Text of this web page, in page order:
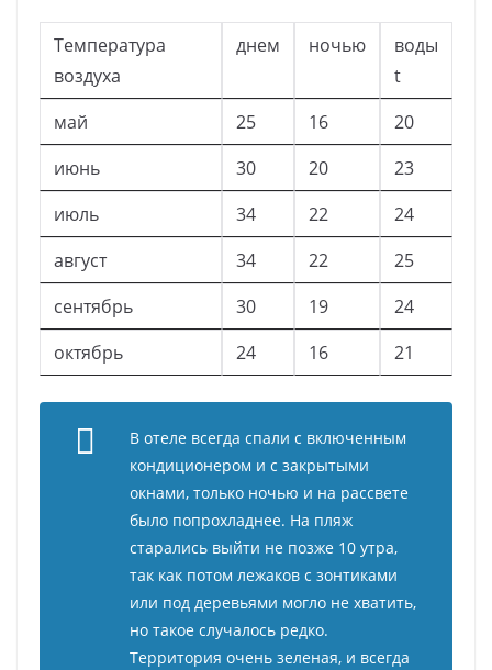
Температура
воздуха
днем ночью
воды
t
май
25 16
20
июнь
30 20
23
июль
34 22
24
август
34 22
25
сентябрь
30 19
24
октябрь
24 16 21
В отеле всегда спали с включенным
кондиционером и с закрытыми
окнами, только ночью и на рассвете
было попрохладнее. На пляж
старались выйти не позже 10 утра,
так как потом лежаков с зонтиками
или под деревьями могло не хватить,
но такое случалось редко.
Территория очень зеленая, и всегда